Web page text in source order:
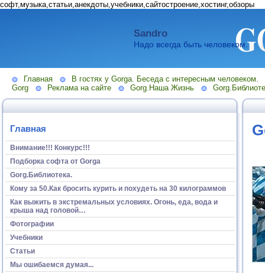
софт,музыка,статьи,анекдоты,учебники,сайтостроение,хостинг,обзоры
Sandro
Надо всегда быть человеком.
Главная
В гостях у Gorga. Беседа с интересным человеком.
Gorg
Реклама на сайте Gorg.Наша Жизнь
Главная
Внимание!!! Конкурс!!!
Подборка софта от Gorga
Gorg.Библиотека.
Кому за 50.Как бросить курить и похудеть на 30 килограммов
Как выжить в экстремальных условиях. Огонь, еда, вода и
крыша над головой…
Фотографии
Учебники
Статьи
Мы ошибаемся думая...